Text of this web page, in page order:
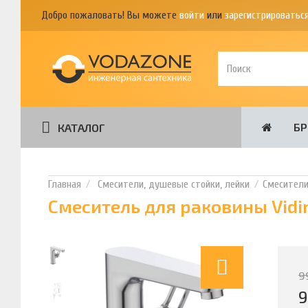
Добро пожаловать! Вы можете войти или
КАТАЛОГ
Смесители, душевые стойки, лейки
Смеситель для раковины